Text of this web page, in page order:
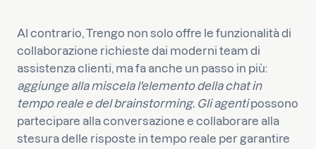
Al contrario, Trengo non solo offre le funzionalità di
collaborazione richieste dai moderni team di
assistenza clienti, ma fa anche un passo in più:
aggiunge alla miscela l'elemento della chat in
tempo reale e del brainstorming. Gli agentipossono
partecipare alla conversazione e collaborare alla
stesura delle risposte in tempo reale per garantire